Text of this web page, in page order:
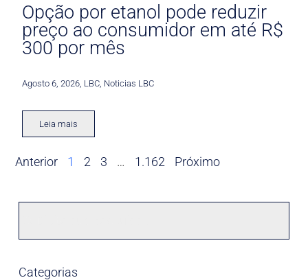
Opção por etanol pode reduzir
preço ao consumidor em até R$
300 por mês
Agosto 6, 2026 LBC Noticias LBC
Leia mais
Anterior 1 2 3 … 1.162 Próximo
Categorias